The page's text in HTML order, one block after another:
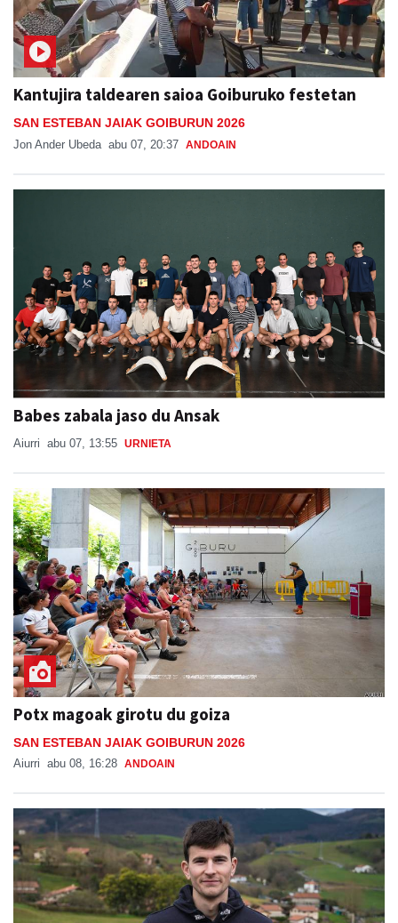
Kantujira taldearen saioa Goiburuko festetan
SAN ESTEBAN JAIAK GOIBURUN 2026
Jon Ander Ubeda abu 07, 20:37 ANDOAIN
Babes zabala jaso du Ansak
Aiurri abu 07, 13:55 URNIETA
Potx magoak girotu du goiza
SAN ESTEBAN JAIAK GOIBURUN 2026
Aiurri abu 08, 16:28 ANDOAIN